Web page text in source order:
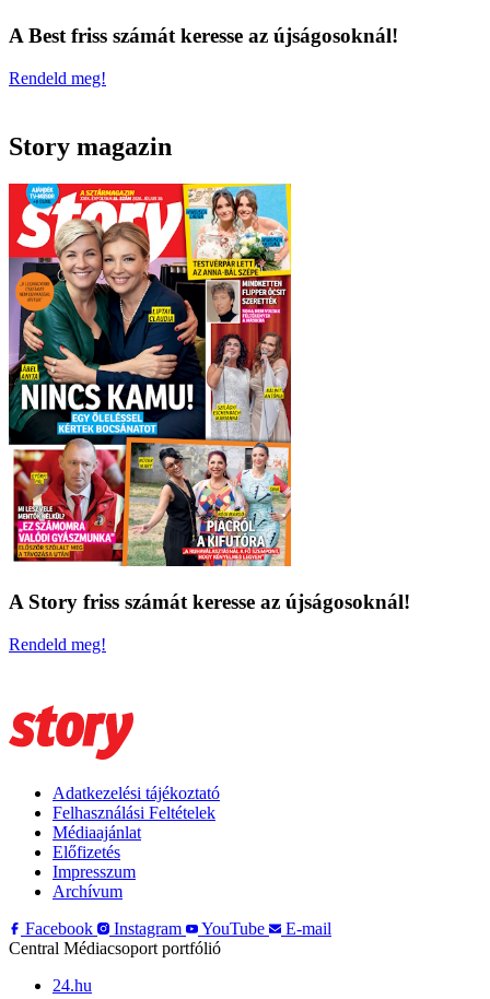
A Best friss számát keresse az újságosoknál!
Rendeld meg!
Story magazin
A Story friss számát keresse az újságosoknál!
Rendeld meg!
Adatkezelési tájékoztató
Felhasználási Feltételek
Médiaajánlat
Előfizetés
Impresszum
Archívum
Facebook
Instagram YouTube
E-mail
Central Médiacsoport portfólió
24.hu